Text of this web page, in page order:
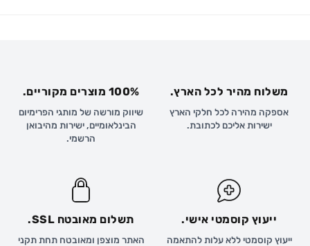
משלוח מהיר לכל הארץ.
אספקה מהירה לכל חלקי הארץ
ישירות אליכם לכתובת.
100% מוצרים מקוריים.
שיווק מורשה של מותגי הפרימיום
הבינלאומיים, ישירות מהיבואן
הרשמי.
ייעוץ קוסמטי אישי.
ייעוץ קוסמטי ללא עלות להתאמה
תשלום מאובטח SSL.
האתר מוצפן ומאובטח תחת תקני